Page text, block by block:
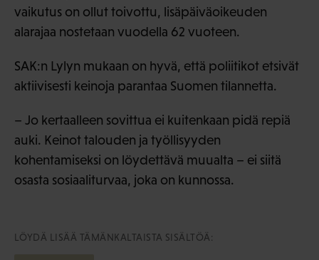
vaikutus on ollut toivottu, lisäpäiväoikeuden
alarajaa nostetaan vuodella 62 vuoteen.
SAK:n Lylyn mukaan on hyvä, että poliitikot etsivät
aktiivisesti keinoja parantaa Suomen tilannetta.
– Jo kertaalleen sovittua ei kuitenkaan pidä repiä
auki. Keinot talouden ja työllisyyden
kohentamiseksi on löydettävä muualta – ei siitä
osasta sosiaaliturvaa, joka on kunnossa.
LÖYDÄ LISÄÄ TÄMÄNKALTAISTA SISÄLTÖÄ: